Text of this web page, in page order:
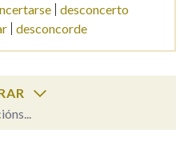
desconcerto
desconcorde